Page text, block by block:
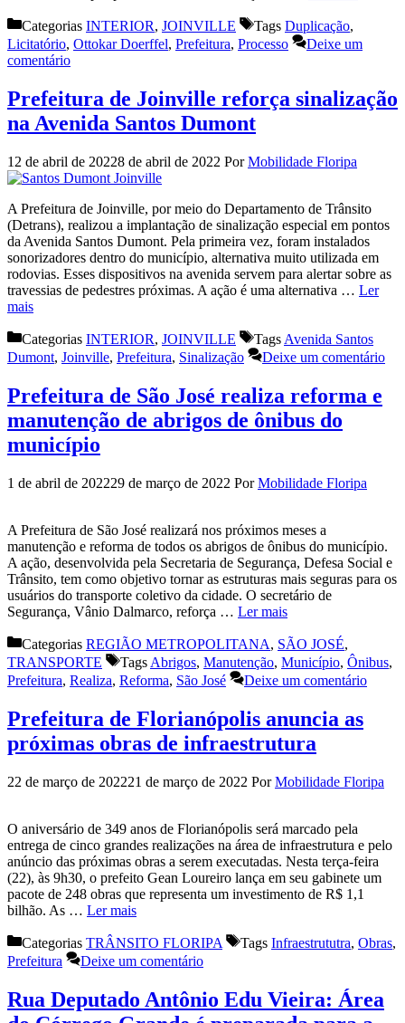
Categorias INTERIOR, JOINVILLE Tags Duplicação,
Licitatório, Ottokar Doerffel, Prefeitura, Processo
Deixe um
comentário
Prefeitura de Joinville reforça sinalização
na Avenida Santos Dumont
12 de abril de 20228 de abril de 2022 PorMobilidade Floripa
A Prefeitura de Joinville, por meio do Departamento de Trânsito
(Detrans), realizou a implantação de sinalização especial em pontos
da Avenida Santos Dumont. Pela primeira vez, foram instalados
sonorizadores dentro do município, alternativa muito utilizada em
rodovias. Esses dispositivos na avenida servem para alertar sobre as
travessias de pedestres próximas. A ação é uma alternativa … Ler
mais
Categorias INTERIOR, JOINVILLE Tags Avenida Santos
Dumont, Joinville, Prefeitura, Sinalização Deixe um comentário
Prefeitura de São José realiza reforma e
manutenção de abrigos de ônibus do
município
1 de abril de 202229 de março de 2022 PorMobilidade Floripa
A Prefeitura de São José realizará nos próximos meses a
manutenção e reforma de todos os abrigos de ônibus do município.
A ação, desenvolvida pela Secretaria de Segurança, Defesa Social e
Trânsito, tem como objetivo tornar as estruturas mais seguras para os
usuários do transporte coletivo da cidade. O secretário de
Segurança, Vânio Dalmarco, reforça … Ler mais
Categorias REGIÃO METROPOLITANA, SÃO JOSÉ,
TRANSPORTE
Tags Abrigos, Manutenção, Município, Ônibus,
Prefeitura, Realiza, Reforma, São José Deixe um comentário
Prefeitura de Florianópolis anuncia as
próximas obras de infraestrutura
22 de março de 202221 de março de 2022 PorMobilidade Floripa
O aniversário de 349 anos de Florianópolis será marcado pela
entrega de cinco grandes realizações na área de infraestrutura e pelo
anúncio das próximas obras a serem executadas. Nesta terça-feira
(22), às 9h30, o prefeito Gean Loureiro lança em seu gabinete um
pacote de 248 obras que representa um investimento de R$ 1,1
bilhão. As … Ler mais
Categorias TRÂNSITO FLORIPA Tags Infraestrututra, Obras,
Prefeitura
Deixe um comentário
Rua Deputado Antônio Edu Vieira: Área